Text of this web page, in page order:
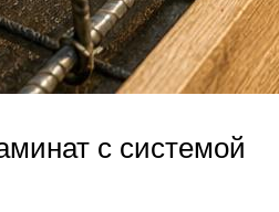
с системой